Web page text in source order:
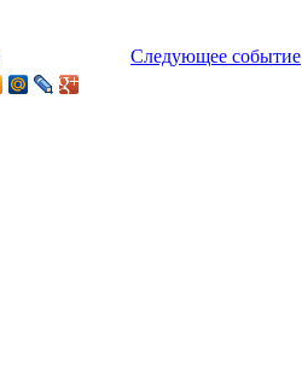
Следующее событие